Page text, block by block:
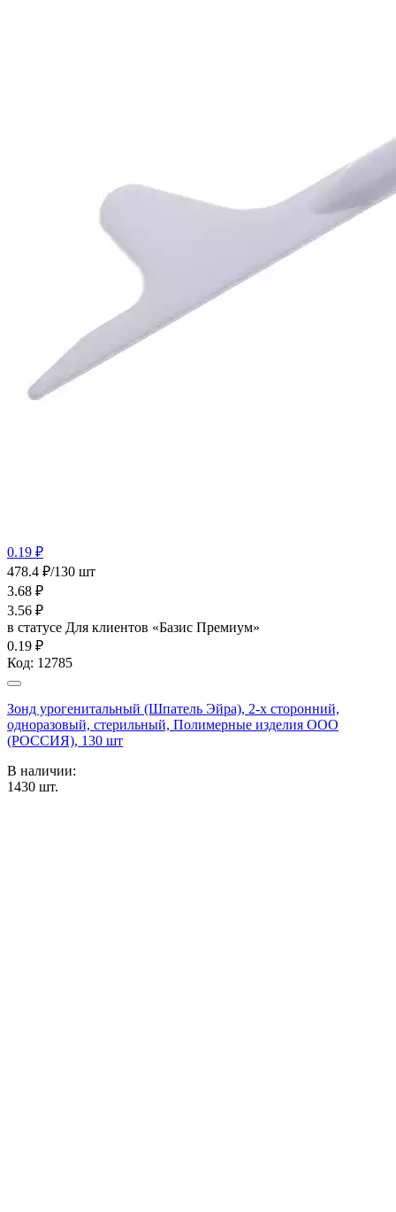
0.19 ₽
478.4 ₽/130 шт
3.68 ₽
3.56 ₽
в статусе Для клиентов «Базис Премиум»
0.19 ₽
Код: 12785
Зонд урогенитальный (Шпатель Эйра), 2-х сторонний,
одноразовый, стерильный, Полимерные изделия OOO
(РОССИЯ), 130 шт
В наличии:
1430 шт.